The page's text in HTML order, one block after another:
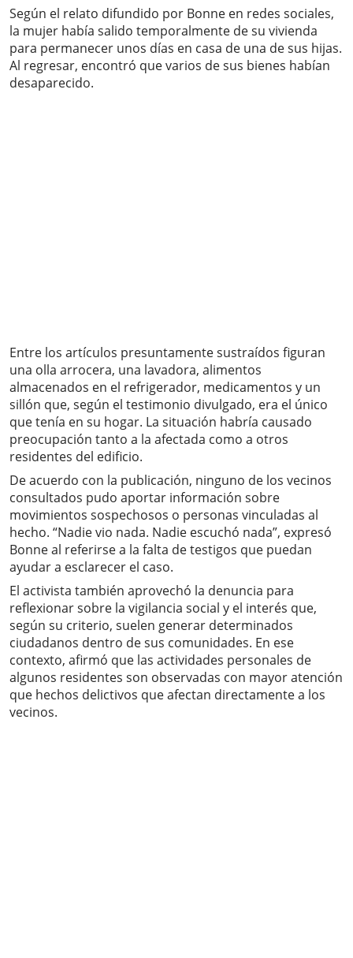
Según el relato difundido por Bonne en redes sociales,
la mujer había salido temporalmente de su vivienda
para permanecer unos días en casa de una de sus hijas.
Al regresar, encontró que varios de sus bienes habían
desaparecido.
Entre los artículos presuntamente sustraídos figuran
una olla arrocera, una lavadora, alimentos
almacenados en el refrigerador, medicamentos y un
sillón que, según el testimonio divulgado, era el único
que tenía en su hogar. La situación habría causado
preocupación tanto a la afectada como a otros
residentes del edificio.
De acuerdo con la publicación, ninguno de los vecinos
consultados pudo aportar información sobre
movimientos sospechosos o personas vinculadas al
hecho. “Nadie vio nada. Nadie escuchó nada”, expresó
Bonne al referirse a la falta de testigos que puedan
ayudar a esclarecer el caso.
El activista también aprovechó la denuncia para
reflexionar sobre la vigilancia social y el interés que,
según su criterio, suelen generar determinados
ciudadanos dentro de sus comunidades. En ese
contexto, afirmó que las actividades personales de
algunos residentes son observadas con mayor atención
que hechos delictivos que afectan directamente a los
vecinos.